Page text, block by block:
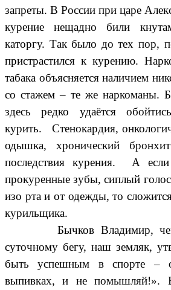
запреты. В России при царе
курение нещадно били
каторгу. Так было до тех пор,
пристрастился к курению.
табака объясняется наличием
со стажем – те же наркоманы.
здесь редко удаётся
курить. Стенокардия,
одышка, хронический
последствия курения. А
прокуренные зубы, сиплый
изо рта и от одежды, то
курильщика.
Бычков Владимир,
суточному бегу, наш земляк,
быть успешным в спорте –
выпивках, и не помышляй!».